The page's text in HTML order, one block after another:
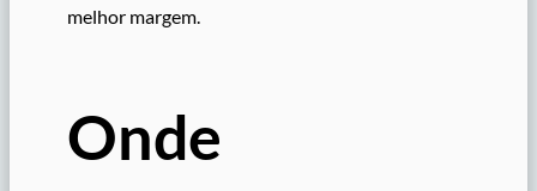
melhor margem.
Onde